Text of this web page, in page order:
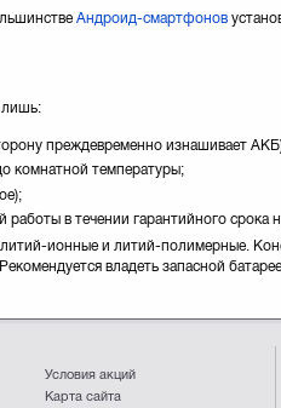
Андроид-смартфонов
лишь:
преждевременно изнашивает
комнатной температуры;
в течении гарантийного срока
ионные и литий-полимерные.
владеть запасной
Условия акций
Карта сайта